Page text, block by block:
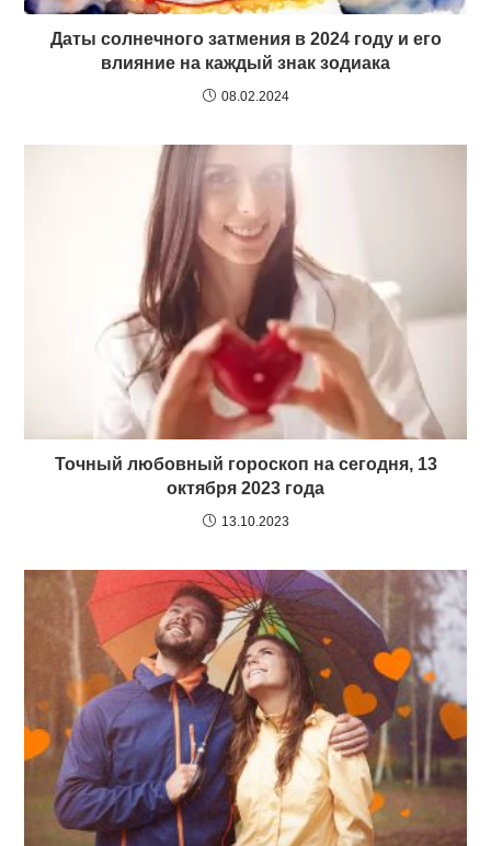
Даты солнечного затмения в 2024 году и его
влияние на каждый знак зодиака
08.02.2024
Точный любовный гороскоп на сегодня, 13
октября 2023 года
13.10.2023